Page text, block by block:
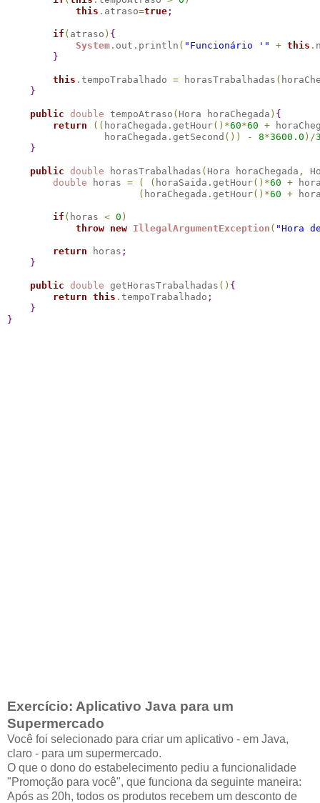
this . atraso=true ;
if ( atraso ) {
System . out . println ( "Funcionário '" + this .
}
this . tempoTrabalhado = horasTrabalhadas (
}
public double tempoAtraso ( Hora horaChegada ) {
return
( ( horaChegada . getHour( ) *60*60 +
                 horaChegada
. getSecond ( ) ) - 8*3600.0 ) /
}
public double horasTrabalhadas ( Hora horaChegada ,
double horas = ( ( horaSaida . getHour( ) *60 +
( horaChegada . getHour( ) *60 +
if ( horas < 0 )
throw new IllegalArgumentException ( "Hora
return horas ;
}
public double getHorasTrabalhadas ( ) {
return this . tempoTrabalhado ;
}
}
Exercício: Aplicativo Java para um
Supermercado
Você foi selecionado para criar um aplicativo - em Java,
claro - para um supermercado.
O que o dono do estabelecimento pediu a funcionalidade
"Promoção para você", que funciona da seguinte maneira:
Após as 20h, todos os produtos recebem um desconto de